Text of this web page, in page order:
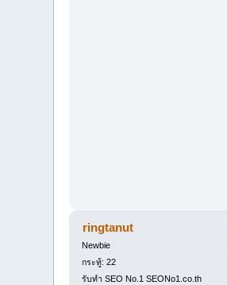
ringtanut
Newbie
กระทู้: 22
รับทำ SEO No.1 SEONo1.co.th